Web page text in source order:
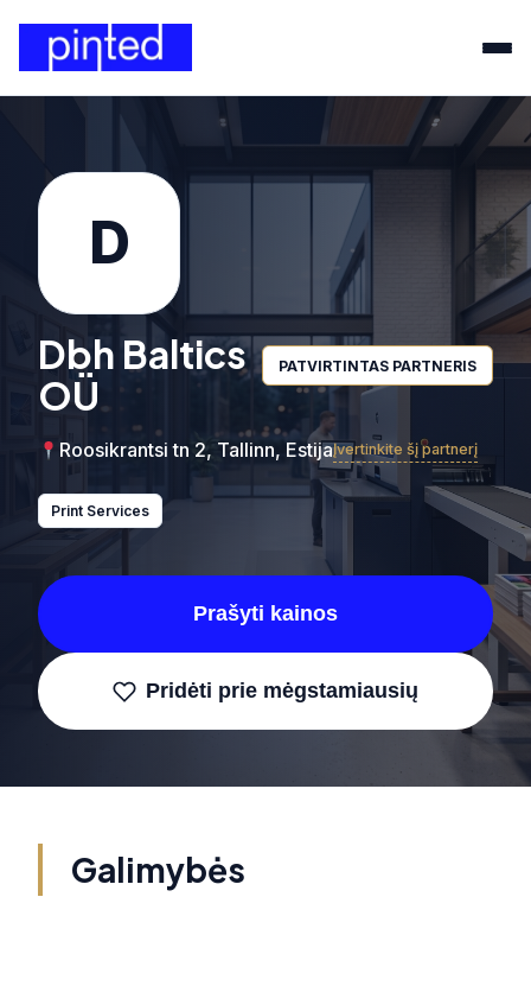
D
Dbh Baltics
OÜ
PATVIRTINTAS PARTNERIS
Roosikrantsi tn 2, Tallinn, EstijaĮvertinkite šį partnerį
Print Services
Prašyti kainos
Pridėti prie mėgstamiausių
Galimybės